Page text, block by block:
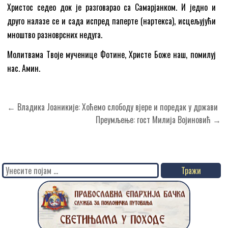
Христос седео док је разговарао са Самарјанком. И једно и
друго налазе се и сада испред паперте (нартекса), исцељујући
мноштво разноврсних недуга.
Молитвама Твоје мученице Фотине, Христе Боже наш, помилуј
нас. Амин.
Кретање
← Владика Јоаникије: Хоћемо слободу вјере и поредак у држави
Преумљење: гост Милија Војиновић →
Search
for: